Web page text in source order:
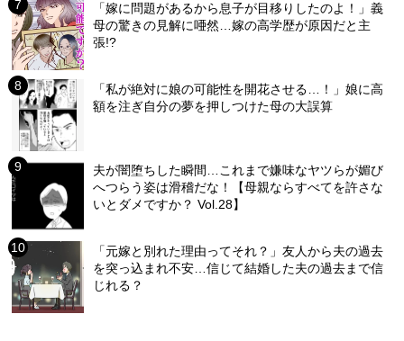
「嫁に問題があるから息子が目移りしたのよ！」義
母の驚きの見解に唖然…嫁の高学歴が原因だと主
張!?
「私が絶対に娘の可能性を開花させる…！」娘に高
額を注ぎ自分の夢を押しつけた母の大誤算
夫が闇堕ちした瞬間…これまで嫌味なヤツらが媚び
へつらう姿は滑稽だな！【母親ならすべてを許さな
いとダメですか？ Vol.28】
「元嫁と別れた理由ってそれ？」友人から夫の過去
を突っ込まれ不安…信じて結婚した夫の過去まで信
じれる？